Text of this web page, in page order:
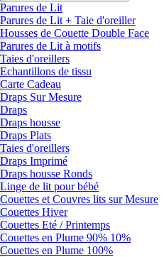
Parures de Lit
Parures de Lit + Taie d'oreiller
Housses de Couette Double Face
Parures de Lit à motifs
Taies d'oreillers
Echantillons de tissu
Carte Cadeau
Draps Sur Mesure
Draps
Draps housse
Draps Plats
Taies d'oreillers
Draps Imprimé
Draps housse Ronds
Linge de lit pour bébé
Couettes et Couvres lits sur Mesure
Couettes Hiver
Couettes Eté / Printemps
Couettes en Plume 90% 10%
Couettes en Plume 100%